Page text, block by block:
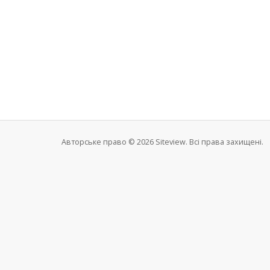
Авторське право © 2026 Siteview. Всі права захищені.